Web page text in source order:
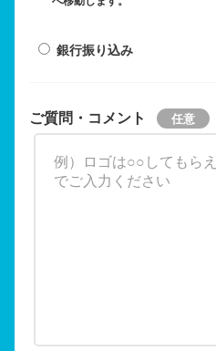
銀行振り込み
ご質問・コメント